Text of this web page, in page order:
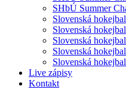
SHbÚ Summer
Slovenská
Slovenská
Slovenská
Slovenská
Slovenská
Live zápisy
Kontakt